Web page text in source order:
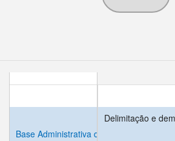
Delimitação e
Base Administrativa da Região